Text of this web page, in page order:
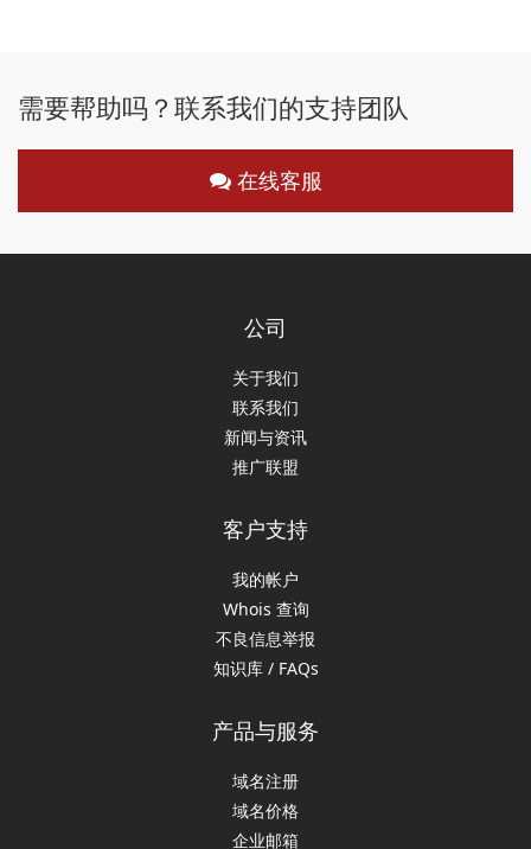
需要帮助吗？联系我们的支持团队
在线客服
公司
关于我们
联系我们
新闻与资讯
推广联盟
客户支持
我的帐户
Whois 查询
不良信息举报
知识库 / FAQs
产品与服务
域名注册
域名价格
企业邮箱